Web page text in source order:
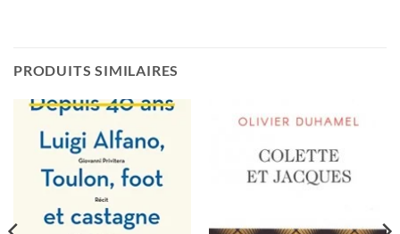
PRODUITS SIMILAIRES